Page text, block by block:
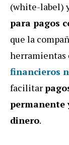
(white-label)
para pagos
que la
herramientas
financieros
facilitar
permanente
dinero.